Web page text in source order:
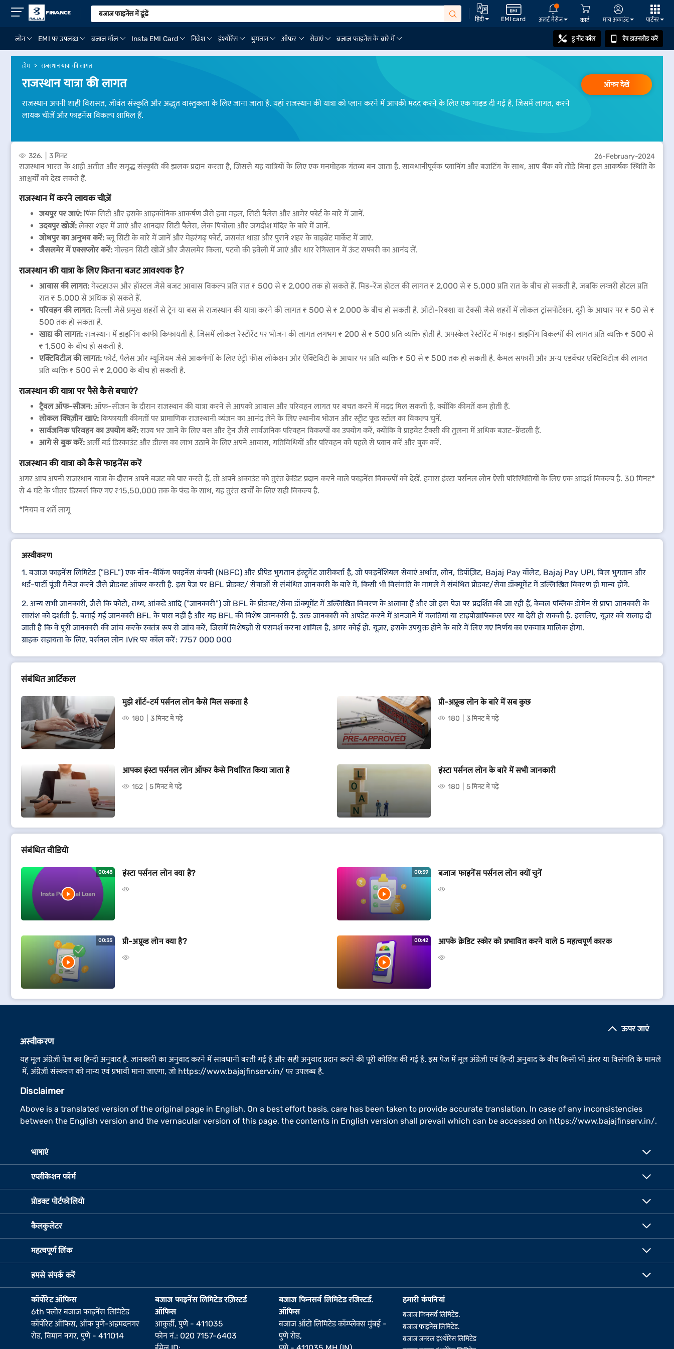
हिंदी EMI card अलर्ट मैसेज कार्ट माय अकाउंट पार्टनर
लोन EMI पर उपलब्ध बजाज मॉल Insta EMI Card निवेश इंश्योरेंस भुगतान ऑफर सेवाएं बजाज फाइनेंस के बारे में डु नॉट कॉल ऐप डाउनलोड करें
होम राजस्थान यात्रा की लागत
राजस्थान यात्रा की लागत
राजस्थान अपनी शाही विरासत, जीवंत संस्कृति और अद्भुत वास्तुकला के लिए जाना जाता है. यहां राजस्थान की यात्रा को प्लान करने में आपकी मदद करने के लिए एक गाइड दी गई है, जिसमें लागत, करने
लायक चीजें और फाइनेंस विकल्प शामिल हैं.
ऑफर देखें
326. 3 मिनट 26-February-2024
राजस्थान भारत के शाही अतीत और समृद्ध संस्कृति की झलक प्रदान करता है, जिससे यह यात्रियों के लिए एक मनमोहक गंतव्य बन जाता है. सावधानीपूर्वक प्लानिंग और बजटिंग के साथ, आप बैंक को तोड़े बिना इस आकर्षक स्थिति के
आश्चर्यों को देख सकते हैं.
राजस्थान में करने लायक चीज़ें
जयपुर पर जाएं:पिंक सिटी और इसके आइकॉनिक आकर्षण जैसे हवा महल, सिटी पैलेस और आमेर फोर्ट के बारे में जानें.
उदयपुर खोजें:लेक्स शहर में जाएं और शानदार सिटी पैलेस, लेक पिचोला और जगदीश मंदिर के बारे में जानें.
जोधपुर का अनुभव करें:ब्लू सिटी के बारे में जानें और मेहरंगढ् फोर्ट, जसवंत थाडा और पुराने शहर के वाइब्रेंट मार्केट में जाएं.
जैसलमेर में एक्सप्लोर करें:गोल्डन सिटी खोजें और जैसलमेर किला, पटवो की हवेली में जाएं और थार रेगिस्तान में ऊंट सफारी का आनंद लें.
राजस्थान की यात्रा के लिए कितना बजट आवश्यक है?
आवास की लागत:गेस्टहाउस और हॉस्टल जैसे बजट आवास विकल्प प्रति रात ₹ 500 से ₹ 2,000 तक हो सकते हैं. मिड-रेंज होटल की लागत ₹ 2,000 से ₹ 5,000 प्रति रात के बीच हो सकती है, जबकि लग्जरी होटल प्रति
रात ₹ 5,000 से अधिक हो सकते हैं.
परिवहन की लागत:दिल्ली जैसे प्रमुख शहरों से ट्रेन या बस से राजस्थान की यात्रा करने की लागत ₹ 500 से ₹ 2,000 के बीच हो सकती है. ऑटो-रिक्शा या टैक्सी जैसे शहरों में लोकल ट्रांसपोर्टेशन, दूरी के आधार पर ₹ 50 से ₹
500 तक हो सकता है.
खाद्य की लागत:राजस्थान में डाइनिंग काफी किफायती है, जिसमें लोकल रेस्टोरेंट पर भोजन की लागत लगभग ₹ 200 से ₹ 500 प्रति व्यक्ति होती है. अपस्केल रेस्टोरेंट में फाइन डाइनिंग विकल्पों की लागत प्रति व्यक्ति ₹ 500 से
₹ 1,500 के बीच हो सकती है.
एक्टिविटीज़ की लागत:फोर्ट, पैलेस और म्यूजियम जैसे आकर्षणों के लिए एंट्री फीस लोकेशन और ऐक्टिविटी के आधार पर प्रति व्यक्ति ₹ 50 से ₹ 500 तक हो सकती है. कैमल सफारी और अन्य एडवेंचर एक्टिविटीज़ की लागत
प्रति व्यक्ति ₹ 500 से ₹ 2,000 के बीच हो सकती है.
राजस्थान की यात्रा पर पैसे कैसे बचाएं?
ट्रैवल ऑफ-सीजन: ऑफ-सीजन के दौरान राजस्थान की यात्रा करने से आपको आवास और परिवहन लागत पर बचत करने में मदद मिल सकती है, क्योंकि कीमतें कम होती हैं.
लोकल क्विज़ीन खाएं:किफायती कीमतों पर प्रामाणिक राजस्थानी व्यंजन का आनंद लेने के लिए स्थानीय भोजन और स्ट्रीट फूड स्टॉल का विकल्प चुनें.
सार्वजनिक परिवहन का उपयोग करें:राज्य भर जाने के लिए बस और ट्रेन जैसे सार्वजनिक परिवहन विकल्पों का उपयोग करें, क्योंकि वे प्राइवेट टैक्सी की तुलना में अधिक बजट-फ्रेंडली हैं.
आगे से बुक करें: अर्ली बर्ड डिस्काउंट और डील्स का लाभ उठाने के लिए अपने आवास, गतिविधियों और परिवहन को पहले से प्लान करें और बुक करें.
राजस्थान की यात्रा को कैसे फाइनेंस करें
अगर आप अपनी राजस्थान यात्रा के दौरान अपने बजट को पार करते हैं, तो अपने अकाउंट को तुरंत क्रेडिट प्रदान करने वाले फाइनेंस विकल्पों को देखें. हमारा इंस्टा पर्सनल लोन ऐसी परिस्थितियों के लिए एक आदर्श विकल्प है. 30 मिनट*
से 4 घंटे के भीतर डिस्बर्स किए गए ₹15,50,000 तक के फंड के साथ, यह तुरंत खर्चों के लिए सही विकल्प है.
*नियम व शर्तें लागू
अस्वीकरण
1. बजाज फाइनेंस लिमिटेड ("BFL") एक नॉन-बैंकिंग फाइनेंस कंपनी (NBFC) और प्रीपेड भुगतान इंस्ट्रूमेंट जारीकर्ता है, जो फाइनेंशियल सेवाएं अर्थात, लोन, डिपॉज़िट, Bajaj Pay वॉलेट, Bajaj Pay UPI, बिल भुगतान और
थर्ड-पार्टी पूंजी मैनेज करने जैसे प्रोडक्ट ऑफर करती है. इस पेज पर BFL प्रोडक्ट/ सेवाओं से संबंधित जानकारी के बारे में, किसी भी विसंगति के मामले में संबंधित प्रोडक्ट/सेवा डॉक्यूमेंट में उल्लिखित विवरण ही मान्य होंगे.
2. अन्य सभी जानकारी, जैसे कि फोटो, तथ्य, आंकड़े आदि ("जानकारी") जो BFL के प्रोडक्ट/सेवा डॉक्यूमेंट में उल्लिखित विवरण के अलावा हैं और जो इस पेज पर प्रदर्शित की जा रही हैं, केवल पब्लिक डोमेन से प्राप्त जानकारी के
सारांश को दर्शाती है. बताई गई जानकारी BFL के पास नहीं है और यह BFL की विशेष जानकारी है. उक्त जानकारी को अपडेट करने में अनजाने में गलतियां या टाइपोग्राफिकल एरर या देरी हो सकती है. इसलिए, यूज़र को सलाह दी
जाती है कि वे पूरी जानकारी की जांच करके स्वतंत्र रूप से जांच करें, जिसमें विशेषज्ञों से परामर्श करना शामिल है, अगर कोई हो. यूज़र, इसके उपयुक्त होने के बारे में लिए गए निर्णय का एकमात्र मालिक होगा.
ग्राहक सहायता के लिए, पर्सनल लोन IVR पर कॉल करें: 7757 000 000
संबंधित आर्टिकल
मुझे शॉर्ट-टर्म पर्सनल लोन कैसे मिल सकता है
180 3 मिनट में पढ़ें
प्री-अप्रूव्ड लोन के बारे में सब कुछ
180 3 मिनट में पढ़ें
आपका इंस्टा पर्सनल लोन ऑफर कैसे निर्धारित किया जाता है
152 5 मिनट में पढ़ें
इंस्टा पर्सनल लोन के बारे में सभी जानकारी
180 5 मिनट में पढ़ें
संबं​धित वीडियो
00:48 इंस्टा पर्सनल लोन क्या है? 00:39 बजाज फाइनेंस पर्सनल लोन क्यों चुनें
00:35 प्री-अप्रूव्ड लोन क्या है? 00:42 आपके क्रेडिट स्कोर को प्रभावित करने वाले 5 महत्वपूर्ण कारक
ऊपर जाएं
अस्वीकरण
यह मूल अंग्रेज़ी पेज का हिन्दी अनुवाद है. जानकारी का अनुवाद करने में सावधानी बरती गई है और सही अनुवाद प्रदान करने की पूरी कोशिश की गई है. इस पेज में मूल अंग्रेज़ी एवं हिन्दी अनुवाद के बीच किसी भी अंतर या विसंगति के मामले
में, अंग्रेज़ी संस्करण को मान्य एवं प्रभावी माना जाएगा, जो https://www.bajajfinserv.in/पर उपलब्ध है.
Disclaimer
Above is a translated version of the original page in English. On a best effort basis, care has been taken to provide accurate translation. In case of any inconsistencies
between the English version and the vernacular version of this page, the contents in English version shall prevail which can be accessed on https://www.bajajfinserv.in/.
भाषाएं
एप्लीकेशन फॉर्म
प्रोडक्ट पोर्टफोलियो
कैलकुलेटर
महत्वपूर्ण लिंक
हमसे संपर्क करें
कॉर्पोरेट ऑफिस
6th फ्लोर बजाज फाइनेंस लिमिटेड
कॉर्पोरेट ऑफिस, ऑफ पुणे-अहमदनगर
रोड, विमान नगर, पुणे - 411014
बजाज फाइनेंस लिमिटेड रज़िस्टर्ड
ऑफिस
आकुर्डी, पुणे - 411035
फोन नं.: 020 7157-6403
बजाज फिनसर्व लिमिटेड रजिस्टर्ड.
ऑफिस
बजाज ऑटो लिमिटेड कॉम्प्लेक्स मुंबई -
पुणे रोड,
हमारी कंपनियां
बजाज फिनसर्व लिमिटेड.
बजाज फाइनेंस लिमिटेड.
बजाज जनरल इंश्योरेंस लिमिटेड